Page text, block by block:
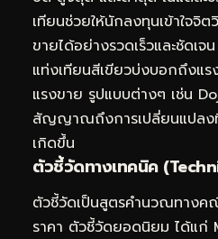
เทียนช่วยให้นักลงทุนเข้าใจจิ
ขายได้อย่างรวดเร็วและชัดเจน
แท่งเทียนสีเขียวบ่งบอกถึงแ
แรงขาย รูปแบบต่างๆ เช่น
สัญญาณถึงการเปลี่ยนแปลง
เกิดขึ้น
ตัวชี้วัดทางเทคนิค
ตัวชี้วัดเป็นสูตรคำนวณทางค
ราคา ตัวชี้วัดยอดนิยม ได้แก่